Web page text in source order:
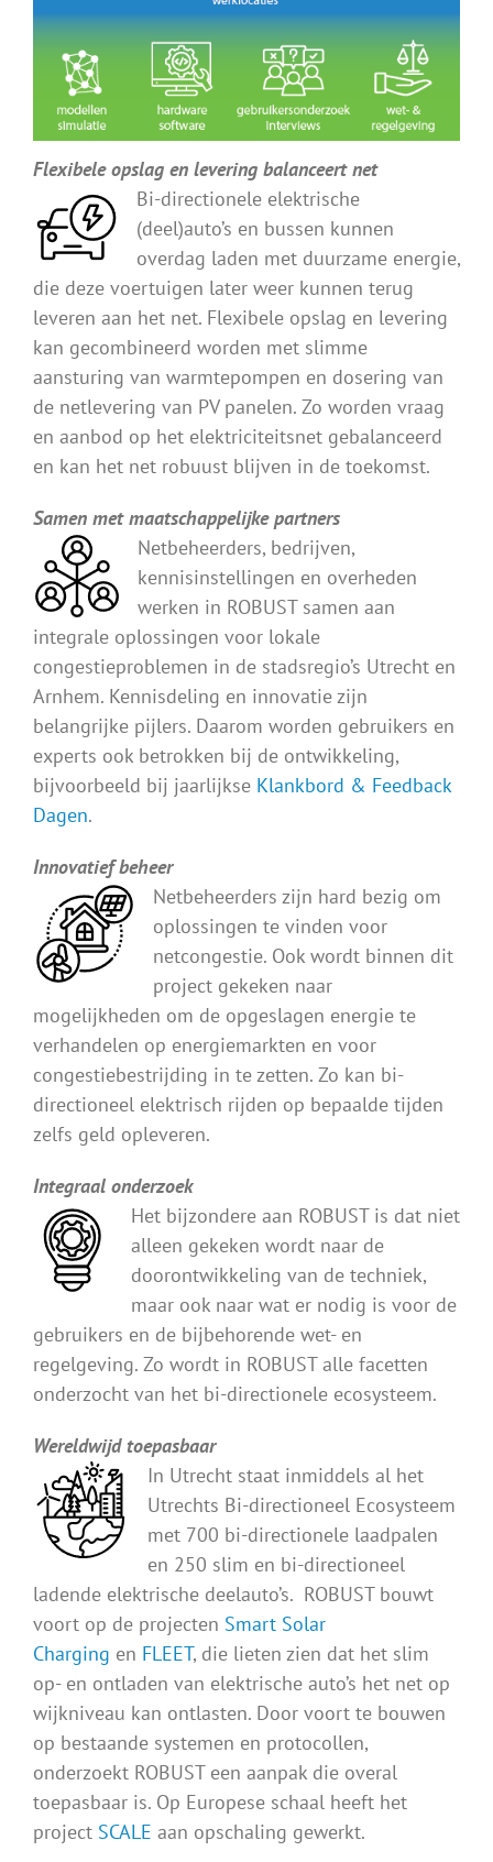
Flexibele opslag en levering balanceert net
Bi-directionele elektrische
(deel)auto’s en bussen kunnen
overdag laden met duurzame energie,
die deze voertuigen later weer kunnen terug
leveren aan het net. Flexibele opslag en levering
kan gecombineerd worden met slimme
aansturing van warmtepompen en dosering van
de netlevering van PV panelen. Zo worden vraag
en aanbod op het elektriciteitsnet gebalanceerd
en kan het net robuust blijven in de toekomst.
Samen met maatschappelijke partners
Netbeheerders, bedrijven,
kennisinstellingen en overheden
werken in ROBUST samen aan
integrale oplossingen voor lokale
congestieproblemen in de stadsregio’s Utrecht en
Arnhem. Kennisdeling en innovatie zijn
belangrijke pijlers. Daarom worden gebruikers en
experts ook betrokken bij de ontwikkeling,
bijvoorbeeld bij jaarlijkse Klankbord & Feedback
Dagen.
Innovatief beheer
Netbeheerders zijn hard bezig om
oplossingen te vinden voor
netcongestie. Ook wordt binnen dit
project gekeken naar
mogelijkheden om de opgeslagen energie te
verhandelen op energiemarkten en voor
congestiebestrijding in te zetten. Zo kan bi-
directioneel elektrisch rijden op bepaalde tijden
zelfs geld opleveren.
Integraal onderzoek
Het bijzondere aan ROBUST is dat niet
alleen gekeken wordt naar de
doorontwikkeling van de techniek,
maar ook naar wat er nodig is voor de
gebruikers en de bijbehorende wet- en
regelgeving. Zo wordt in ROBUST alle facetten
onderzocht van het bi-directionele ecosysteem.
Wereldwijd toepasbaar
In Utrecht staat inmiddels al het
Utrechts Bi-directioneel Ecosysteem
met 700 bi-directionele laadpalen
en 250 slim en bi-directioneel
ladende elektrische deelauto’s. ROBUST bouwt
voort op de projecten Smart Solar
Charging en FLEET, die lieten zien dat het slim
op- en ontladen van elektrische auto’s het net op
wijkniveau kan ontlasten. Door voort te bouwen
op bestaande systemen en protocollen,
onderzoekt ROBUST een aanpak die overal
toepasbaar is. Op Europese schaal heeft het
project SCALE aan opschaling gewerkt.